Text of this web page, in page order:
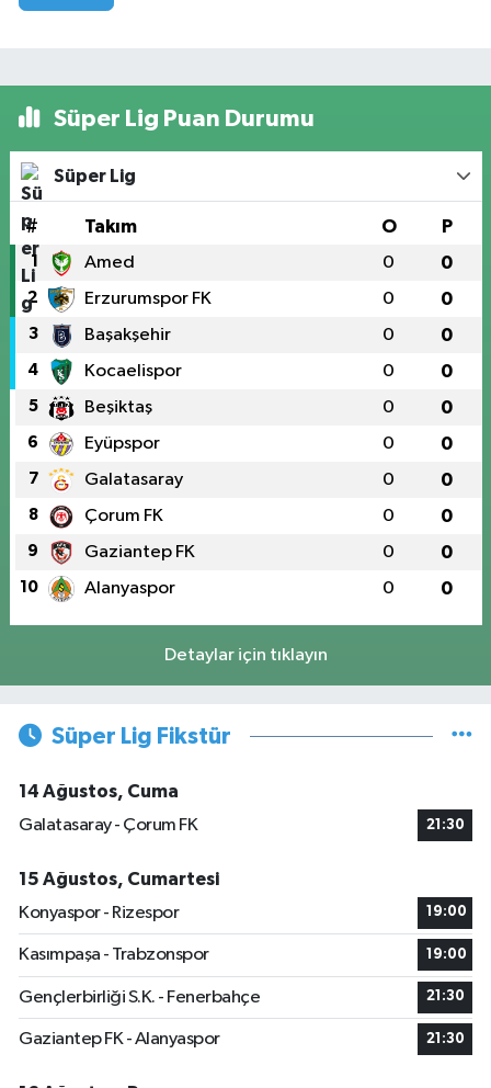
Süper Lig Puan Durumu
Süper Lig
# Takım O P
1 Amed 0 0
2 Erzurumspor FK 0 0
3 Başakşehir 0 0
4 Kocaelispor 0 0
5 Beşiktaş 0 0
6 Eyüpspor 0 0
7 Galatasaray 0 0
8 Çorum FK 0 0
9 Gaziantep FK 0 0
10 Alanyaspor 0 0
Detaylar için tıklayın
Süper Lig Fikstür
14 Ağustos, Cuma
Galatasaray - Çorum FK
21:30
15 Ağustos, Cumartesi
Konyaspor - Rizespor
19:00
Kasımpaşa - Trabzonspor 19:00
Gençlerbirliği S.K. - Fenerbahçe 21:30
Gaziantep FK - Alanyaspor 21:30